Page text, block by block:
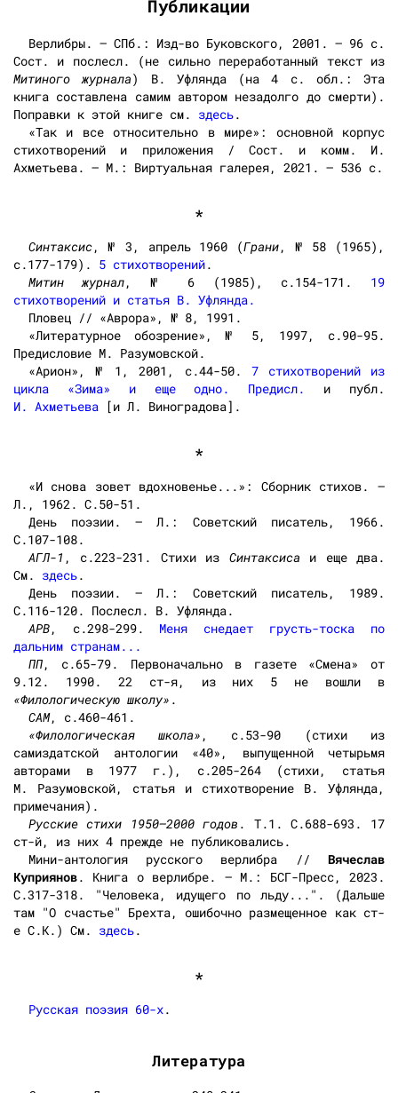
Публикации
Верлибры. — СПб.: Изд-во Буковского, 2001. — 96 с.
Сост. и послесл. (не сильно переработанный текст из
Митиного журнала) В. Уфлянда (на 4 с. обл.: Эта
книга составлена самим автором незадолго до смерти).
Поправки к этой книге см. здесь.
«Так и все относительно в мире»: основной корпус
стихотворений и приложения / Сост. и комм. И.
Ахметьева. – М.: Виртуальная галерея, 2021. – 536 с.
*
Синтаксис, № 3, апрель 1960 (Грани, № 58 (1965),
с.177-179). 5 стихотворений.
Митин журнал, № 6 (1985), с.154-171. 19
стихотворений и статья В. Уфлянда.
Пловец // «Аврора», № 8, 1991.
«Литературное обозрение», № 5, 1997, с.90-95.
Предисловие М. Разумовской.
«Арион», № 1, 2001, с.44-50. 7 стихотворений из
цикла «Зима» и еще одно. Предисл.
и публ.
И. Ахметьева [и Л. Виноградова].
*
«И снова зовет вдохновенье...»: Сборник стихов. —
Л., 1962. С.50-51.
День поэзии. — Л.: Советский писатель, 1966.
С.107-108.
АГЛ-1 , с.223-231. Стихи из Синтаксиса и еще два.
См. здесь.
День поэзии. — Л.: Советский писатель, 1989.
С.116-120. Послесл. В. Уфлянда.
АРВ, с.298-299. Меня снедает грусть-тоска по
дальним странам...
ПП, с.65-79. Первоначально в газете «Смена» от
9.12. 1990. 22 ст-я, из них 5 не вошли в
«Филологическую школу» .
САМ, с.460-461.
«Филологическая школа» , с.53-90 (стихи из
самиздатской антологии «40», выпущенной четырьмя
авторами в 1977 г.), с.205-264 (стихи, статья
М. Разумовской, статья и стихотворение В. Уфлянда,
примечания).
Русские стихи 1950—2000 годов . Т.1. С.688-693. 17
ст-й, из них 4 прежде не публиковались.
Мини-антология русского верлибра // Вячеслав
Куприянов. Книга о верлибре. — М.: БСГ-Пресс, 2023.
С.317-318. "Человека, идущего по льду...". (Дальше
там "О счастье" Брехта, ошибочно размещенное как ст-
е С.К.) См. здесь.
*
Русская поэзия 60-х.
Литература